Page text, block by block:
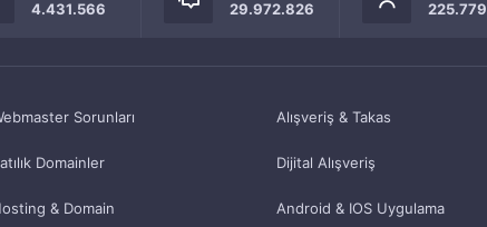
4.431.566
29.972.826
225.779
Sorunları
Domainler
& Domain
Alışveriş & Takas
Dijital Alışveriş
Android & IOS Uygulama